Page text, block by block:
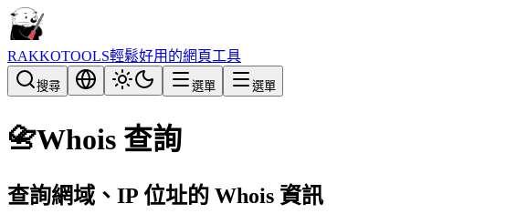
RAKKOTOOLS輕鬆好用的網頁工具
搜尋 選單 選單
📇Whois 查詢
查詢網域、IP 位址的 Whois 資訊